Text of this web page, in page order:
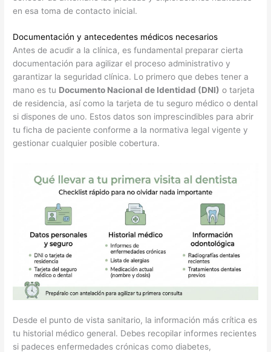
en esa toma de contacto inicial.
Documentación y antecedentes médicos necesarios
Antes de acudir a la clínica, es fundamental preparar cierta
documentación para agilizar el proceso administrativo y
garantizar la seguridad clínica. Lo primero que debes tener a
mano es tu Documento Nacional de Identidad (DNI) o tarjeta
de residencia, así como la tarjeta de tu seguro médico o dental
si dispones de uno. Estos datos son imprescindibles para abrir
tu ficha de paciente conforme a la normativa legal vigente y
gestionar cualquier posible cobertura.
Desde el punto de vista sanitario, la información más crítica es
tu historial médico general. Debes recopilar informes recientes
si padeces enfermedades crónicas como diabetes,